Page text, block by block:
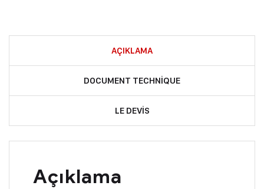
AÇIKLAMA
DOCUMENT TECHNIQUE
LE DEVIS
Açıklama